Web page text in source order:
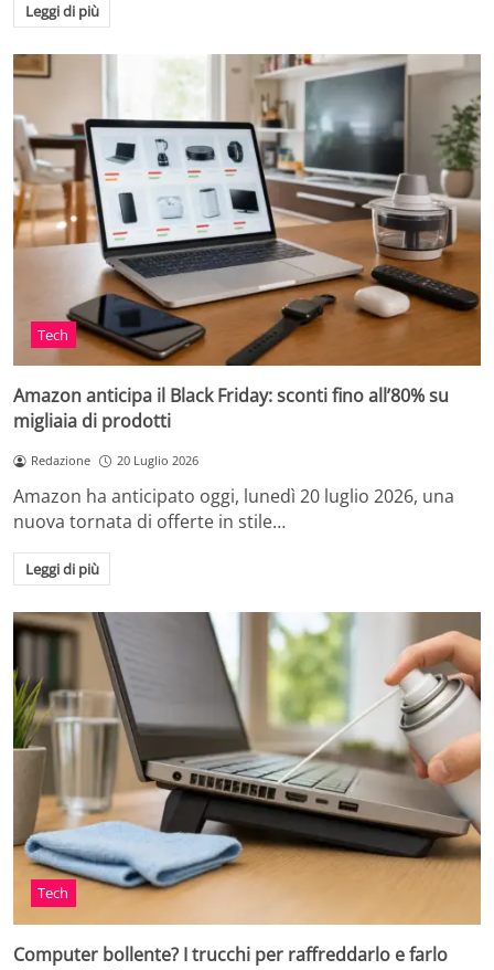
Leggi di più
Tech
Amazon anticipa il Black Friday: sconti fino all’80% su
migliaia di prodotti
Redazione 20 Luglio 2026
Amazon ha anticipato oggi, lunedì 20 luglio 2026, una
nuova tornata di offerte in stile…
Leggi di più
Tech
Computer bollente? I trucchi per raffreddarlo e farlo